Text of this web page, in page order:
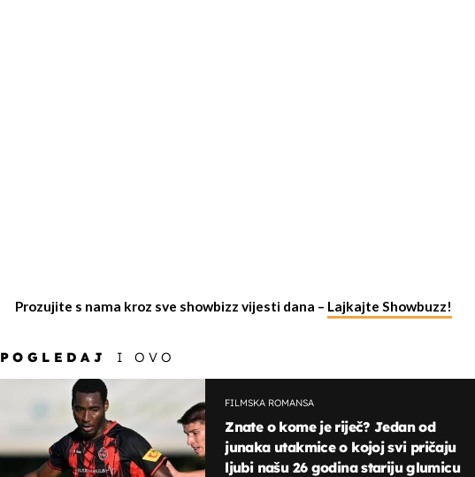
Prozujite s nama kroz sve showbizz vijesti dana – Lajkajte Showbuzz!
POGLEDAJ I OVO
FILMSKA ROMANSA
Znate o kome je riječ? Jedan od
junaka utakmice o kojoj svi pričaju
ljubi našu 26 godina stariju glumicu